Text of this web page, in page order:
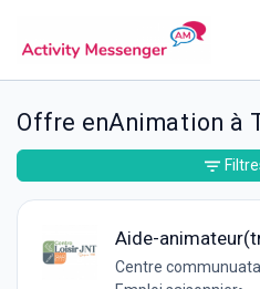
Offre enAnimation à
Aide-
Centre